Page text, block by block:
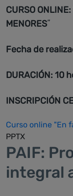
CURSO
MENORES”
Fecha de
DURACIÓN: 10
INSCRIPCIÓN
Curso online "En
PPTX
PAIF:
integral